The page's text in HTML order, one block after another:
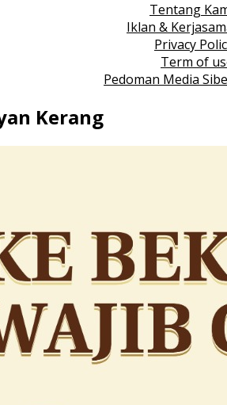
Tentang
Iklan &
Privacy
Term of
Pedoman Media
Kerang